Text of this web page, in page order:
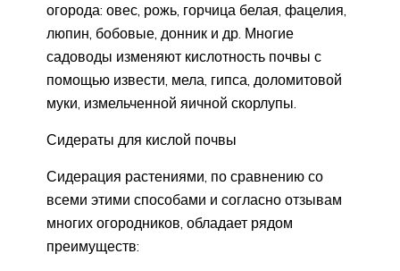
огорода: овес, рожь, горчица белая, фацелия,
люпин, бобовые, донник и др. Многие
садоводы изменяют кислотность почвы с
помощью извести, мела, гипса, доломитовой
муки, измельченной яичной скорлупы.
Сидераты для кислой почвы
Сидерация растениями, по сравнению со
всеми этими способами и согласно отзывам
многих огородников, обладает рядом
преимуществ: